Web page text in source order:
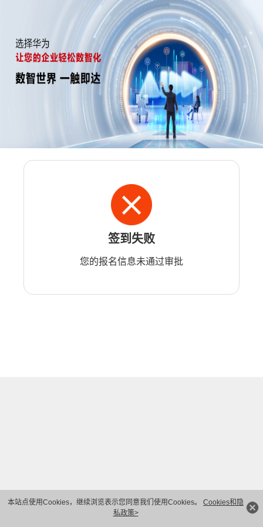
本站点使用Cookies，继续浏览表示您同意我们使用Cookies。 Cookies和隐
私政策>
签到失败
您的报名信息未通过审批